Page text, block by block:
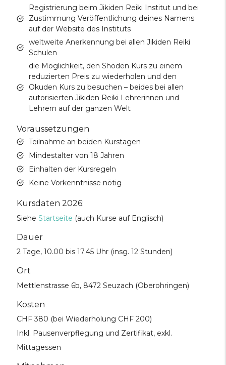
Registrierung beim Jikiden Reiki Institut und bei
Zustimmung Veröffentlichung deines Namens
auf der Website des Instituts
weltweite Anerkennung bei allen Jikiden Reiki
Schulen
die Möglichkeit, den Shoden Kurs zu einem
reduzierten Preis zu wiederholen und den
Okuden Kurs zu besuchen – beides bei allen
autorisierten Jikiden Reiki Lehrerinnen und
Lehrern auf der ganzen Welt
Voraussetzungen
Teilnahme an beiden Kurstagen
Mindestalter von 18 Jahren
Einhalten der Kursregeln
Keine Vorkenntnisse nötig
Kursdaten 2026:
Siehe Startseite (auch Kurse auf Englisch)
Dauer
2 Tage, 10.00 bis 17.45 Uhr (insg. 12 Stunden)
Ort
Mettlenstrasse 6b, 8472 Seuzach (Oberohringen)
Kosten
CHF 380 (bei Wiederholung CHF 200)
Inkl. Pausenverpflegung und Zertifikat, exkl.
Mittagessen